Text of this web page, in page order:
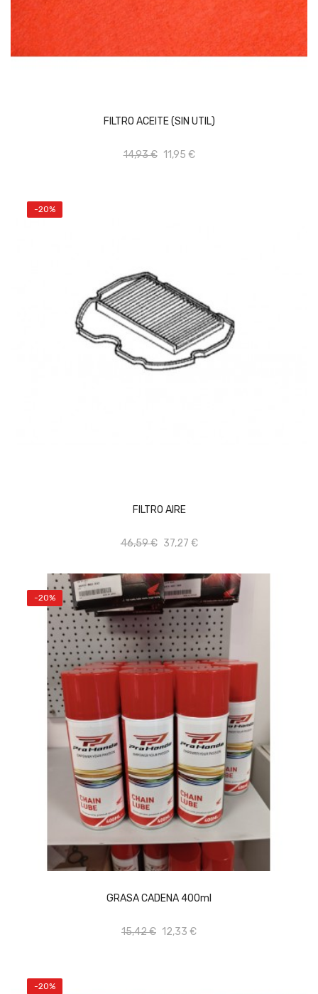
FILTRO ACEITE (SIN UTIL)
14,93 € 11,95 €
-20%
FILTRO AIRE
46,59 € 37,27 €
-20%
GRASA CADENA 400ml
15,42 € 12,33 €
AÑADIR AL CARRITO
-20%